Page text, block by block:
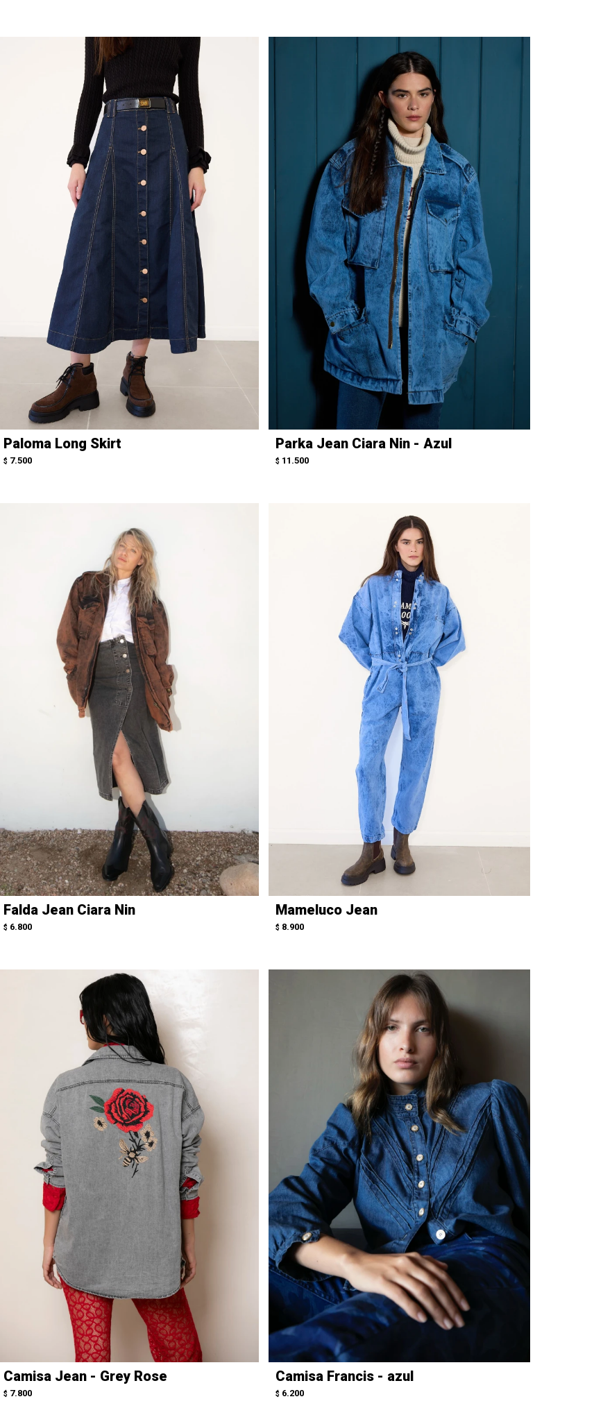
Paloma Long Skirt
$ 7.500
Parka Jean Ciara Nin - Azul
$ 11.500
Falda Jean Ciara Nin
$ 6.800
Mameluco Jean
$ 8.900
Camisa Jean - Grey Rose
$ 7.800
Camisa Francis - azul
$ 6.200